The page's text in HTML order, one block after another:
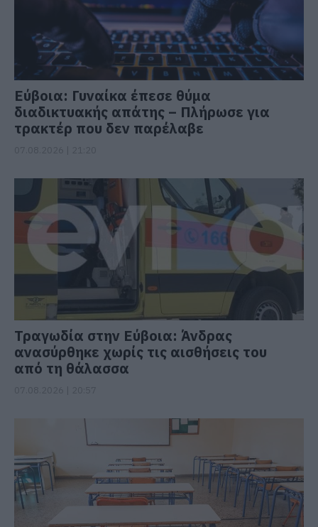
Εύβοια: Γυναίκα έπεσε θύμα
διαδικτυακής απάτης – Πλήρωσε για
τρακτέρ που δεν παρέλαβε
Τραγωδία στην Εύβοια: Άνδρας
ανασύρθηκε χωρίς τις αισθήσεις του
από τη θάλασσα